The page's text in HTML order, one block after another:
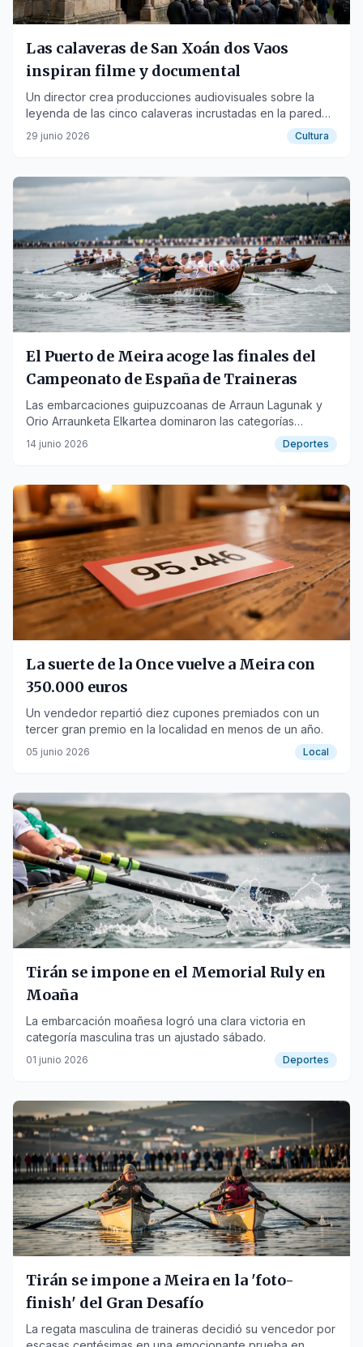
Las calaveras de San Xoán dos Vaos
inspiran filme y documental
Un director crea producciones audiovisuales sobre la
leyenda de las cinco calaveras incrustadas en la pared
de un templo de A Ribeira de Piquín.
29 junio 2026 Cultura
El Puerto de Meira acoge las finales del
Campeonato de España de Traineras
Las embarcaciones guipuzcoanas de Arraun Lagunak y
Orio Arraunketa Elkartea dominaron las categorías
femenina y masculina.
14 junio 2026 Deportes
La suerte de la Once vuelve a Meira con
350.000 euros
Un vendedor repartió diez cupones premiados con un
tercer gran premio en la localidad en menos de un año.
05 junio 2026 Local
Tirán se impone en el Memorial Ruly en
Moaña
La embarcación moañesa logró una clara victoria en
categoría masculina tras un ajustado sábado.
01 junio 2026 Deportes
Tirán se impone a Meira en la 'foto-
finish' del Gran Desafío
La regata masculina de traineras decidió su vencedor por